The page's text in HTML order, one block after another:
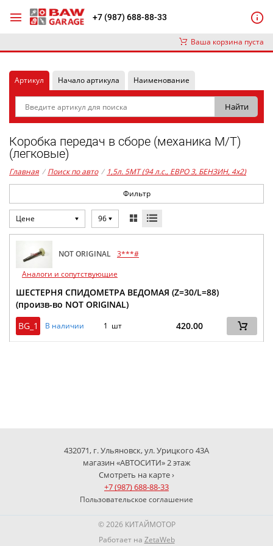
+7 (987) 688-88-33
Ваша корзина пуста
Артикул Начало артикула Наименование
Коробка передач в сборе (механика М/Т)
(легковые)
Главная / Поиск по авто / 1,5л. 5MT (94 л.с., ЕВРО 3, БЕНЗИН, 4x2)
Фильтр
Цене 96
NOT ORIGINAL 3***#
Аналоги и сопутствующие
ШЕСТЕРНЯ СПИДОМЕТРА ВЕДОМАЯ (Z=30/L=88)
(произв-во NOT ORIGINAL)
BG_1
В наличии 1 шт 420.00
432071, г. Ульяновск, ул. Урицкого 43А
магазин «АВТОСИТИ» 2 этаж
Смотреть на карте ›
+7 (987) 688-88-33
Пользовательское соглашение
© 2026 КИТАЙМОТОР
Работает на ZetaWeb